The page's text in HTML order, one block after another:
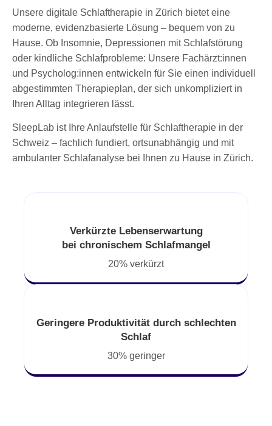
Unsere digitale Schlaftherapie in Zürich bietet eine
moderne, evidenzbasierte Lösung – bequem von zu
Hause. Ob Insomnie, Depressionen mit Schlafstörung
oder kindliche Schlafprobleme: Unsere Fachärzt:innen
und Psycholog:innen entwickeln für Sie einen individuell
abgestimmten Therapieplan, der sich unkompliziert in
Ihren Alltag integrieren lässt.
SleepLab ist Ihre Anlaufstelle für Schlaftherapie in der
Schweiz – fachlich fundiert, ortsunabhängig und mit
ambulanter Schlafanalyse bei Ihnen zu Hause in Zürich.
Verkürzte Lebenserwartung
bei chronischem Schlafmangel
20% verkürzt
Geringere Produktivität durch schlechten
Schlaf
30% geringer